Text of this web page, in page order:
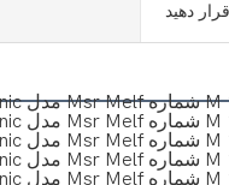
دهید